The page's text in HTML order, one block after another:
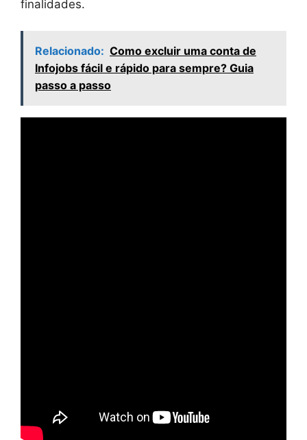
finalidades.
Relacionado: Como excluir uma conta de
Infojobs fácil e rápido para sempre? Guia
passo a passo